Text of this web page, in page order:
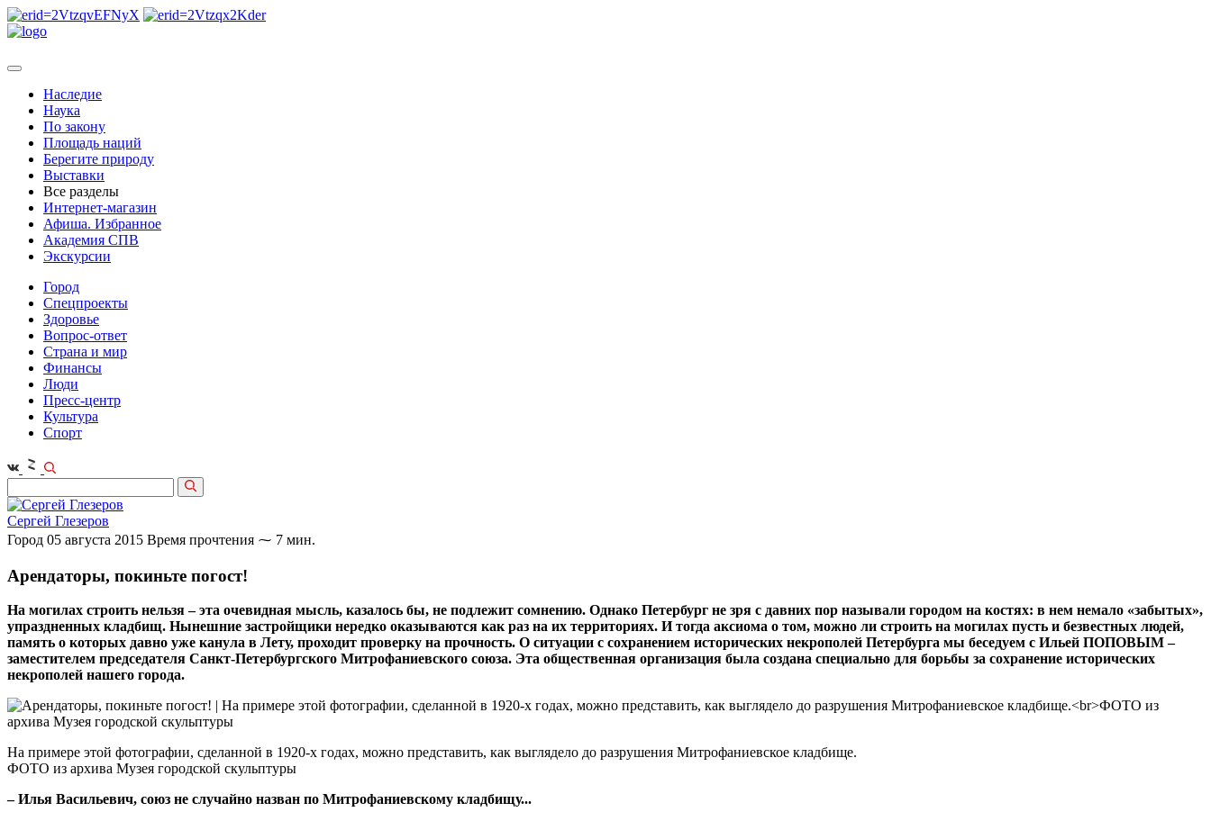
Наследие
Наука
По закону
Площадь наций
Берегите природу
Выставки
Все разделы
Интернет-магазин
Афиша. Избранное
Академия СПВ
Экскурсии
Город
Спецпроекты
Здоровье
Вопрос-ответ
Страна и мир
Финансы
Люди
Пресс-центр
Культура
Спорт
Сергей Глезеров
Город 05 августа 2015 Время прочтения ⁓ 7 мин.
Арендаторы, покиньте погост!
На могилах строить нельзя – эта очевидная мысль, казалось бы, не подлежит сомнению. Однако Петербург не зря с давних пор называли городом на костях: в нем немало «забытых»,
упраздненных кладбищ. Нынешние застройщики нередко оказываются как раз на их территориях. И тогда аксиома о том, можно ли строить на могилах пусть и безвестных людей,
память о которых давно уже канула в Лету, проходит проверку на прочность. О ситуации с сохранением исторических некрополей Петербурга мы беседуем с Ильей ПОПОВЫМ –
заместителем председателя Санкт-Петербургского Митрофаниевского союза. Эта общественная организация была создана специально для борьбы за сохранение исторических
некрополей нашего города.
На примере этой фотографии, сделанной в 1920-х годах, можно представить, как выглядело до разрушения Митрофаниевское кладбище.
ФОТО из архива Музея городской скульптуры
– Илья Васильевич, союз не случайно назван по Митрофаниевскому кладбищу...